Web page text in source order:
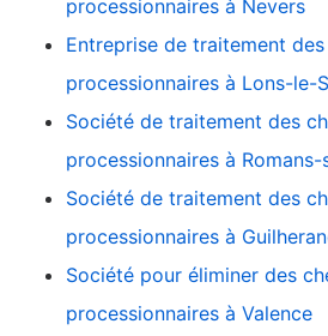
processionnaires à Nevers
Entreprise de traitement
processionnaires à Lons-le-
Société de traitement des
processionnaires à Romans-
Société de traitement des
processionnaires à
Société pour éliminer des
processionnaires à Valence